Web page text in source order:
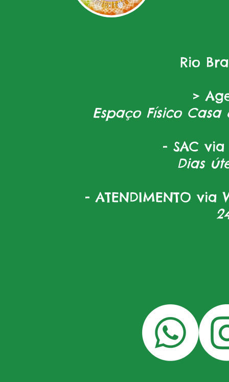
Rio
>
Espaço Físico Casa
- SAC via
Dias
- ATENDIMENTO via